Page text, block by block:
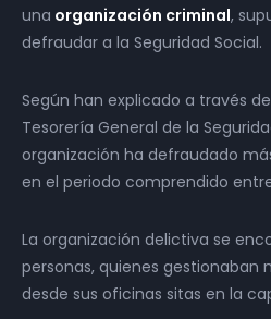
una organización criminal,
defraudar a la Seguridad Social.
Según han explicado a través
Tesorería General de la
organización ha defraudado
en el periodo comprendido entre
La organización delictiva se
personas, quienes gestionaban
desde sus oficinas sitas en la